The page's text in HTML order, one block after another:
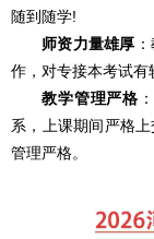
随到随学!
师资力量雄厚 ：
作，对专接本考试有
教学管理严格 ：
系，上课期间严格
管理严格。